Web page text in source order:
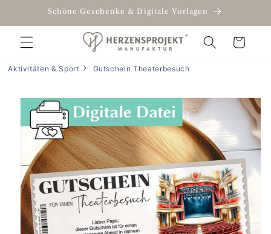
Inhalt
Schöne Geschenke & Digitale Vorlagen
Warenkorb
Aktivitäten & Sport Gutschein Theaterbesuch